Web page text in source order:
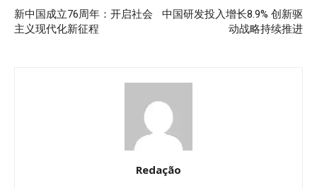
新中国成立76周年：开启社会
主义现代化新征程
中国研发投入增长8.9% 创新驱
动战略持续推进
Redação